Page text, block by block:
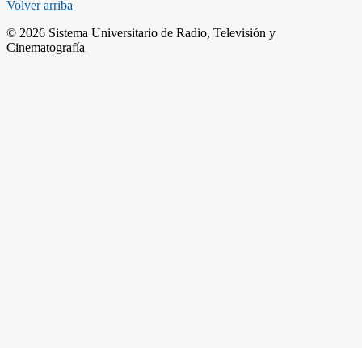
Volver arriba
© 2026 Sistema Universitario de Radio, Televisión y
Cinematografía